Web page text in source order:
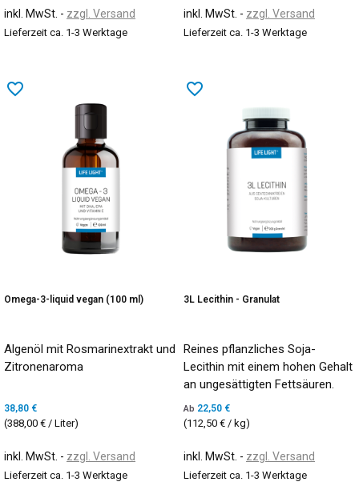
inkl. MwSt. zzgl. Versand
Lieferzeit ca. 1-3 Werktage
inkl. MwSt. zzgl. Versand
Lieferzeit ca. 1-3 Werktage
Omega-3-liquid vegan (100 ml)
Algenöl mit Rosmarinextrakt und
Zitronenaroma
38,80 €
(388,00 € / Liter)
inkl. MwSt. zzgl. Versand
Lieferzeit ca. 1-3 Werktage
favorite_border
3L Lecithin - Granulat
Reines pflanzliches Soja-
Lecithin mit einem hohen Gehalt
an ungesättigten Fettsäuren.
Ab 22,50 €
(112,50 € / kg)
inkl. MwSt. zzgl. Versand
Lieferzeit ca. 1-3 Werktage
favorite_border